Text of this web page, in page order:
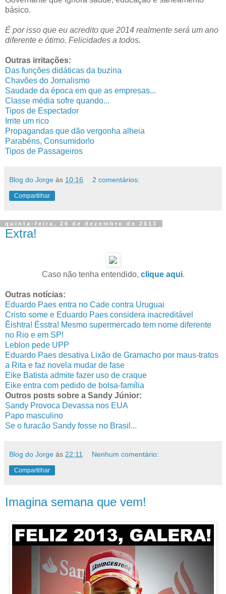
básico.
É por isso que eu acredito que 2014 realmente será um ano
diferente e ótimo. Felicidades a todos.
Outras irritações:
Das funções didáticas da buzina
Chavões do Jornalismo
Saudade da época em que as empresas...
Classe média sofre quando...
Tipos de Espectador
Irrite um rico
Propagandas que dão vergonha alheia
Parabéns, Consumidor!o
Tipos de Passageiros
Blog do Jorge às 10:16 2 comentários:
Compartilhar
quinta-feira, 26 de dezembro de 2013
Extra!
Caso não tenha entendido, clique aqui.
Outras notícias:
Eduardo Paes entra no Cade contra Uruguai
Cristo some e Eduardo Paes considera inacreditável
Êishtra! Ésstra! Mesmo supermercado tem nome diferente
no Rio e em SP!
Leblon pede UPP
Eduardo Paes desativa Lixão de Gramacho por maus-tratos
a Rita e faz novela mudar de fase
Eike Batista admite fazer uso de craque
Eike entra com pedido de bolsa-família
Outros posts sobre a Sandy Júnior:
Sandy Provoca Devassa nos EUA
Papo masculino
Se o furacão Sandy fosse no Brasil...
Blog do Jorge às 22:11 Nenhum comentário:
Compartilhar
Imagina semana que vem!